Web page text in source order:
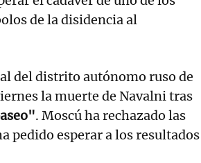
de la disidencia al
del distrito autónomo ruso de
la muerte de Navalni tras
. Moscú ha rechazado las
pedido esperar a los resultados